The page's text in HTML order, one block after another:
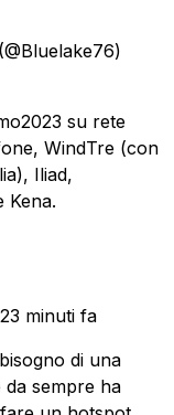
(@Bluelake76)
su rete
WindTre (con
Iliad,
Kena.
23 minuti fa
di una
da sempre ha